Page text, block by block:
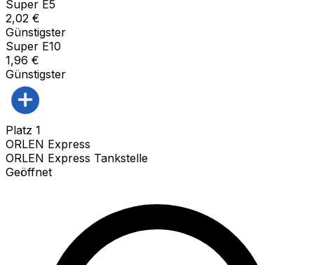
Super E5
2,02 €
Günstigster
Super E10
1,96 €
Günstigster
Platz 1
ORLEN Express
ORLEN Express Tankstelle
Geöffnet